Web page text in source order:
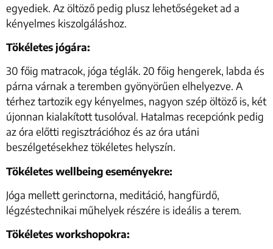
egyediek. Az öltöző pedig plusz lehetőségeket ad a
kényelmes kiszolgáláshoz.
Tökéletes jógára:
30 főig matracok, jóga téglák. 20 főig hengerek, labda és
párna várnak a teremben gyönyörűen elhelyezve. A
térhez tartozik egy kényelmes, nagyon szép öltöző is, két
újonnan kialakított tusolóval. Hatalmas recepciónk pedig
az óra előtti regisztrációhoz és az óra utáni
beszélgetésekhez tökéletes helyszín.
Tökéletes wellbeing eseményekre:
Jóga mellett gerinctorna, meditáció, hangfürdő,
légzéstechnikai műhelyek részére is ideális a terem.
Tökéletes workshopokra: